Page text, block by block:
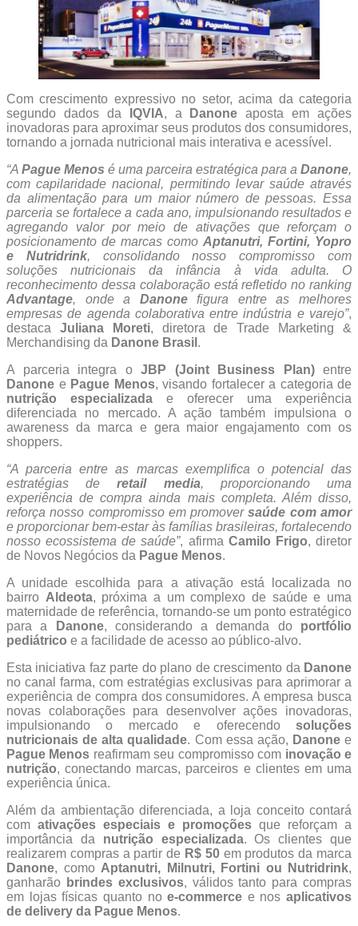
Com crescimento expressivo no setor, acima da categoria
segundo dados da
IQVIA, a Danone aposta em ações
inovadoras para aproximar seus produtos dos consumidores,
tornando a jornada nutricional mais interativa e acessível.
“A Pague Menos é uma parceira estratégica para a Danone,
com capilaridade nacional, permitindo levar saúde através
da alimentação para um maior número de pessoas. Essa
parceria se fortalece a cada ano, impulsionando resultados e
agregando valor por meio de ativações que reforçam o
posicionamento de marcas como Aptanutri, Fortini, Yopro
e Nutridrink, consolidando nosso compromisso com
soluções nutricionais da infância à vida adulta. O
reconhecimento dessa colaboração está refletido no ranking
Advantage, onde a Danonefigura entre as melhores
empresas de agenda colaborativa entre indústria e varejo”,
destaca Juliana Moreti, diretora de Trade Marketing &
Merchandising da Danone Brasil .
A parceria integra o JBP (Joint Business Plan)entre
Danone e Pague Menos, visando fortalecer a categoria de
nutrição especializada e oferecer uma experiência
diferenciada no mercado. A ação também impulsiona o
awareness da marca e gera maior engajamento com os
shoppers.
“A parceria entre as marcas exemplifica o potencial das
estratégias deretail media, proporcionando uma
experiência de compra ainda mais completa. Além disso,
reforça nosso compromisso em promoversaúde com amor
e proporcionar bem-estar às famílias brasileiras, fortalecendo
nosso ecossistema de saúde”, afirma Camilo Frigo, diretor
de Novos Negócios da Pague Menos.
A unidade escolhida para a ativação está localizada no
bairro Aldeota, próxima a um complexo de saúde e uma
maternidade de referência, tornando-se um ponto estratégico
para a
Danone, considerando a demanda do portfólio
pediátrico e a facilidade de acesso ao público-alvo.
Esta iniciativa faz parte do plano de crescimento da Danone
no canal farma, com estratégias exclusivas para aprimorar a
experiência de compra dos consumidores. A empresa busca
novas colaborações para desenvolver ações inovadoras,
impulsionando o mercado e oferecendo soluções
nutricionais de alta qualidade. Com essa ação, Danonee
Pague Menos reafirmam seu compromisso com inovação e
nutrição, conectando marcas, parceiros e clientes em uma
experiência única.
Além da ambientação diferenciada, a loja conceito contará
com ativações especiais e promoções que reforçam a
importância da nutrição especializada. Os clientes que
realizarem compras a partir de R$ 50em produtos da marca
Danone, como Aptanutri, Milnutri, Fortini ou Nutridrink,
ganharão brindes exclusivos, válidos tanto para compras
em lojas físicas quanto noe-commerce e nos aplicativos
de delivery da Pague Menos.